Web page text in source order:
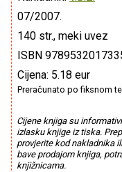
07/2007.
140 str., meki uvez
ISBN
Cijena: 5.18 eur
Preračunato po fiksnom
Cijene knjiga su
izlasku knjige iz tiska.
provjerite kod nakladnika
bave prodajom knjiga,
knjižnicama.